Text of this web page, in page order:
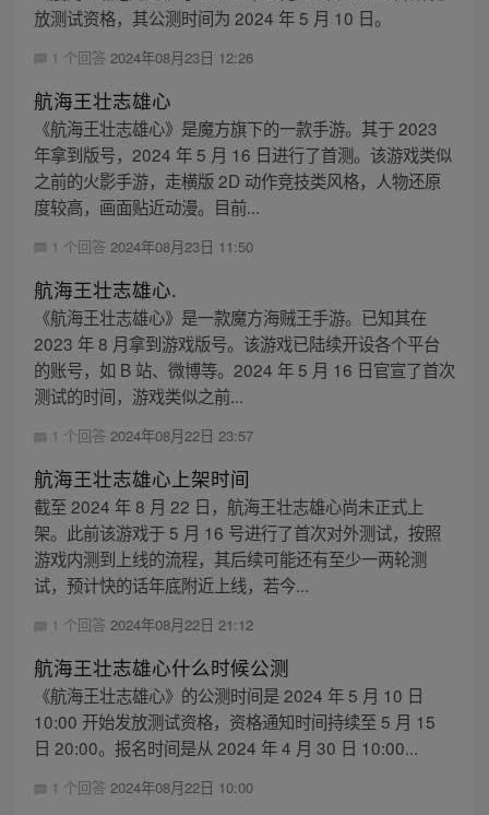
放测试资格，其公测时间为 2024 年 5 月 10 日。
1 个回答 2024年08月23日 12:26
航海王壮志雄心
《航海王壮志雄心》是魔方旗下的一款手游。其于 2023
年拿到版号，2024 年 5 月 16 日进行了首测。该游戏类似
之前的火影手游，走横版 2D 动作竞技类风格，人物还原
度较高，画面贴近动漫。目前...
1 个回答 2024年08月23日 11:50
航海王壮志雄心.
《航海王壮志雄心》是一款魔方海贼王手游。已知其在
2023 年 8 月拿到游戏版号。该游戏已陆续开设各个平台
的账号，如 B 站、微博等。2024 年 5 月 16 日官宣了首次
测试的时间，游戏类似之前...
1 个回答 2024年08月22日 23:57
航海王壮志雄心上架时间
截至 2024 年 8 月 22 日，航海王壮志雄心尚未正式上
架。此前该游戏于 5 月 16 号进行了首次对外测试，按照
游戏内测到上线的流程，其后续可能还有至少一两轮测
试，预计快的话年底附近上线，若今...
1 个回答 2024年08月22日 21:12
航海王壮志雄心什么时候公测
《航海王壮志雄心》的公测时间是 2024 年 5 月 10 日
10:00 开始发放测试资格，资格通知时间持续至 5 月 15
日 20:00。报名时间是从 2024 年 4 月 30 日 10:00...
1 个回答 2024年08月22日 10:00